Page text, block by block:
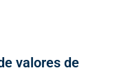
valores de